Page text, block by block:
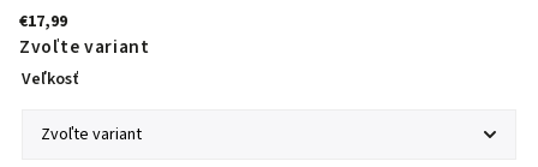
€17,99
Zvoľte variant
Veľkosť